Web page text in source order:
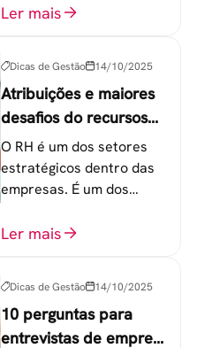
colaboradores na faixa de
Ler mais
Dicas de Gestão 14/10/2025
Atribuições e maiores
desafios do recursos
humanos em uma
empresa
O RH é um dos setores
estratégicos dentro das
empresas. É um dos
o atingimento das metas
Ler mais
Dicas de Gestão 14/10/2025
10 perguntas para
entrevistas de emprego